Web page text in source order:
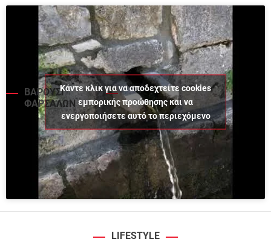
ΒΑΡΟΥΣΙ
ΦΑΡΣΑΛΩΝ
Κάντε κλικ για να αποδεχτείτε cookies
εμπορικής προώθησης και να
ενεργοποιήσετε αυτό το περιεχόμενο
LIFESTYLE